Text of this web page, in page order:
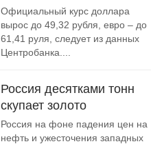
Официальный курс доллара
вырос до 49,32 рубля, евро – до
61,41 руля, следует из данных
Центробанка....
Россия десятками тонн
скупает золото
Россия на фоне падения цен на
нефть и ужесточения западных